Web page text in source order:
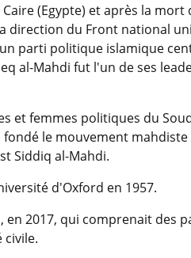
(Egypte) et après la mort
direction du Front national
parti politique islamique
al-Mahdi fut l'un de ses
et femmes politiques du
le mouvement mahdiste
Siddiq al-Mahdi.
d'Oxford en 1957.
2017, qui comprenait des
civile.